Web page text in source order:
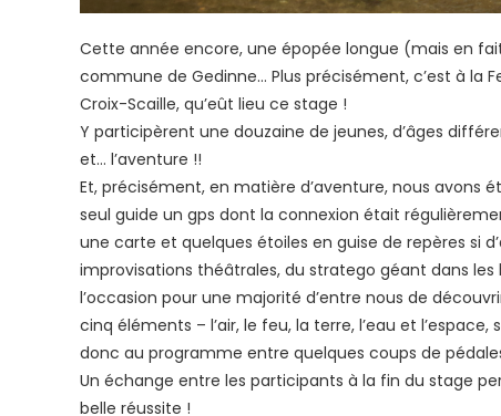
Cette année encore, une épopée longue (mais en
commune de Gedinne… Plus précisément, c’est à la
Croix-Scaille, qu’eût lieu ce stage !
Y participèrent une douzaine de jeunes, d’âges
et… l’aventure !!
Et, précisément, en matière d’aventure, nous avons
seul guide un gps dont la connexion était
une carte et quelques étoiles en guise de repères si
improvisations théâtrales, du stratego géant dans
l’occasion pour une majorité d’entre nous de
cinq éléments – l’air, le feu, la terre, l’eau et
donc au programme entre quelques coups de
Un échange entre les participants à la fin du stage
belle réussite !